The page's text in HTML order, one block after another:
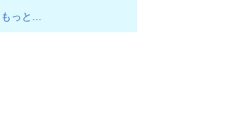
もっと...